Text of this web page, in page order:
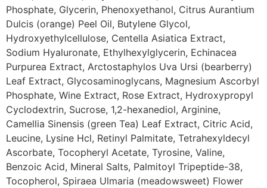
Phosphate, Glycerin, Phenoxyethanol, Citrus Aurantium
Dulcis (orange) Peel Oil, Butylene Glycol,
Hydroxyethylcellulose, Centella Asiatica Extract,
Sodium Hyaluronate, Ethylhexylglycerin, Echinacea
Purpurea Extract, Arctostaphylos Uva Ursi (bearberry)
Leaf Extract, Glycosaminoglycans, Magnesium Ascorbyl
Phosphate, Wine Extract, Rose Extract, Hydroxypropyl
Cyclodextrin, Sucrose, 1,2-hexanediol, Arginine,
Camellia Sinensis (green Tea) Leaf Extract, Citric Acid,
Leucine, Lysine Hcl, Retinyl Palmitate, Tetrahexyldecyl
Ascorbate, Tocopheryl Acetate, Tyrosine, Valine,
Benzoic Acid, Mineral Salts, Palmitoyl Tripeptide-38,
Tocopherol, Spiraea Ulmaria (meadowsweet) Flower